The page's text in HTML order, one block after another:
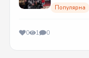
Популярна
0 1 0